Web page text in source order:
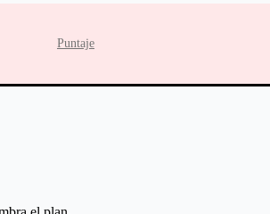
Puntaje